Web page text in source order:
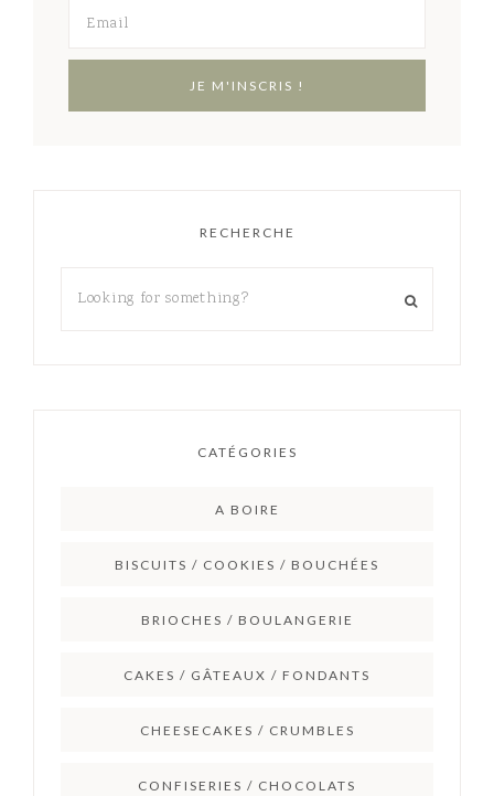
RECHERCHE
CATÉGORIES
A BOIRE
BISCUITS / COOKIES / BOUCHÉES
BRIOCHES / BOULANGERIE
CAKES / GÂTEAUX / FONDANTS
CHEESECAKES / CRUMBLES
CONFISERIES / CHOCOLATS